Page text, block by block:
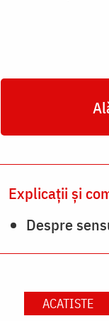
Explicații și
Despre
ACATISTE